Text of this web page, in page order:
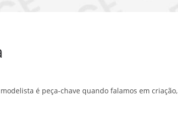
é peça-chave quando falamos em criação,